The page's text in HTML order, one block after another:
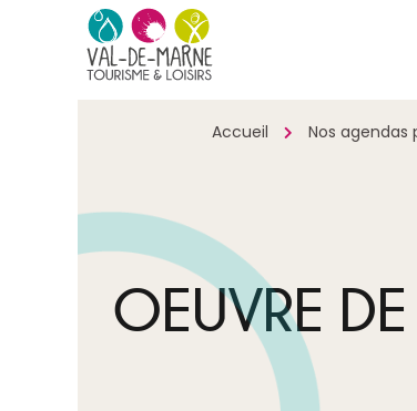
Accueil Nos agendas
OEUVRE